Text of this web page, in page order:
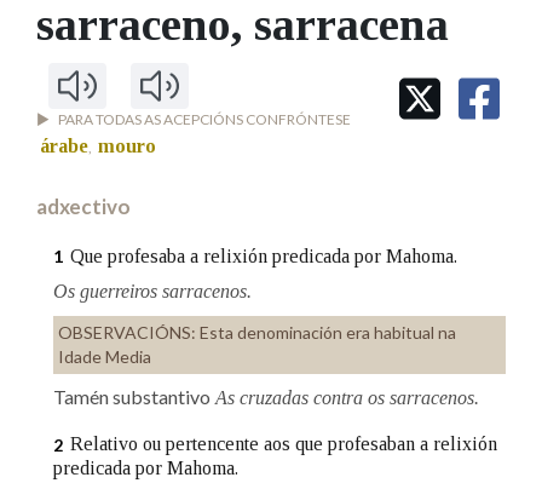
MARCIAL DEL ADALID
CASA-MUSEO EMILIA PARDO
FIGURAS HOMENAXEADAS
60 ANOS DLG
Facebook
TwitterYoutubeInstagram
Bluesky
BUSCAR NOS LEMAS
Comeza por
Contén
BUSCAR NO CONTIDO
sarraceno, sarracena
PARA TODAS AS ACEPCIÓNS CONFRÓNTESE
árabe, mouro
adxectivo
1 Que profesaba a relixión predicada por Mahoma.
Os guerreiros sarracenos.
OBSERVACIÓNS: Esta denominación era habitual na
Idade Media
Tamén substantivo As cruzadas contra os sarracenos.
2 Relativo ou pertencente aos que profesaban a relixión
predicada por Mahoma.